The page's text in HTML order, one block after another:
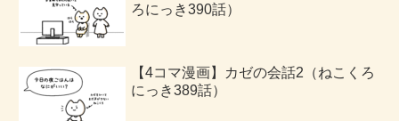
ろにっき390話）
【4コマ漫画】カゼの会話2（ねこくろ
にっき389話）